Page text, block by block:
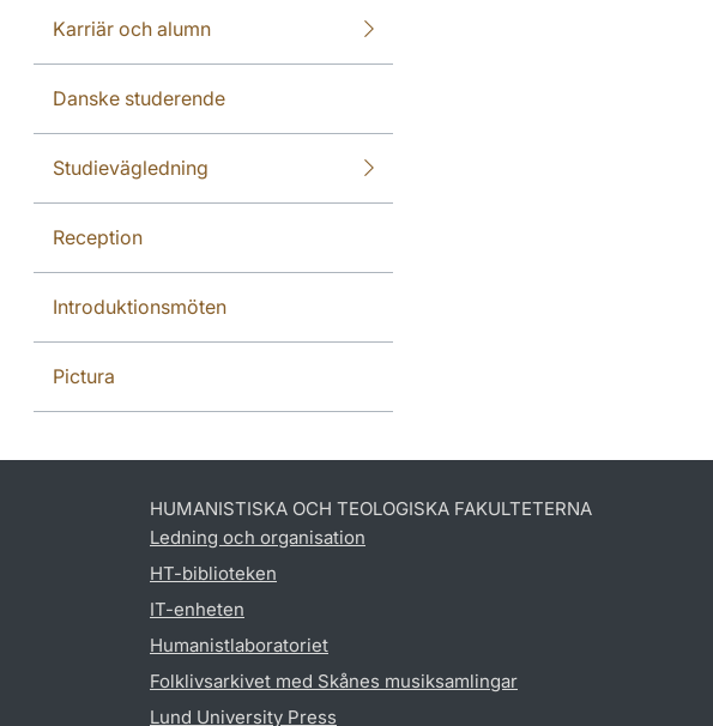
Karriär och alumn
Danske studerende
Studievägledning
Reception
Introduktionsmöten
Pictura
HUMANISTISKA OCH TEOLOGISKA FAKULTETERNA
Ledning och organisation
HT-biblioteken
IT-enheten
Humanistlaboratoriet
Folklivsarkivet med Skånes musiksamlingar
Lund University Press